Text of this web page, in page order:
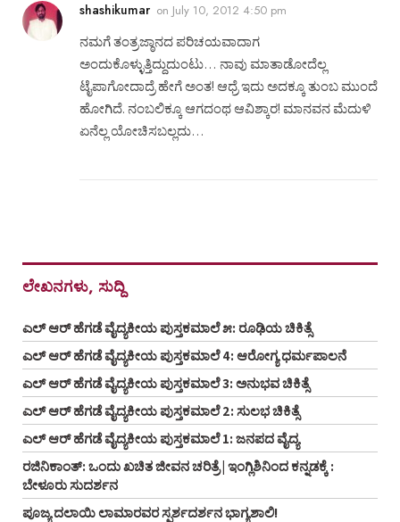
shashikumar on July 10, 2012 4:50 pm
ನಮಗೆ ತಂತ್ರಜ್ಠಾನದ ಪರಿಚಯವಾದಾಗ
ಅಂದುಕೊಳ್ಳುತ್ತಿದ್ದುದುಂಟು… ನಾವು ಮಾತಾಡೋದೆಲ್ಲ
ಟೈಪಾಗೋದಾದ್ರೆ ಹೇಗೆ ಅಂತ! ಆಧ್ರೆ ಇದು ಅದಕ್ಕೂ ತುಂಬ ಮುಂದೆ
ಹೋಗಿದೆ. ನಂಬಲಿಕ್ಕೂ ಆಗದಂಥ ಆವಿಶ್ಕಾರ! ಮಾನವನ ಮೆದುಳಿ
ಏನೆಲ್ಲ ಯೋಚಿಸಬಲ್ಲದು…
ಲೇಖನಗಳು, ಸುದ್ದಿ
ಎಲ್ ಆರ್ ಹೆಗಡೆ ವೈದ್ಯಕೀಯ ಪುಸ್ತಕಮಾಲೆ ೫: ರೂಢಿಯ ಚಿಕಿತ್ಸೆ
ಎಲ್ ಆರ್ ಹೆಗಡೆ ವೈದ್ಯಕೀಯ ಪುಸ್ತಕಮಾಲೆ 4: ಆರೋಗ್ಯ ಧರ್ಮಪಾಲನೆ
ಎಲ್ ಆರ್ ಹೆಗಡೆ ವೈದ್ಯಕೀಯ ಪುಸ್ತಕಮಾಲೆ 3: ಅನುಭವ ಚಿಕಿತ್ಸೆ
ಎಲ್ ಆರ್ ಹೆಗಡೆ ವೈದ್ಯಕೀಯ ಪುಸ್ತಕಮಾಲೆ 2: ಸುಲಭ ಚಿಕಿತ್ಸೆ
ಎಲ್ ಆರ್ ಹೆಗಡೆ ವೈದ್ಯಕೀಯ ಪುಸ್ತಕಮಾಲೆ 1: ಜನಪದ ವೈದ್ಯ
ರಜಿನಿಕಾಂತ್: ಒಂದು ಖಚಿತ ಜೀವನ ಚರಿತ್ರೆ | ಇಂಗ್ಲಿಶಿನಿಂದ ಕನ್ನಡಕ್ಕೆ :
ಬೇಳೂರು ಸುದರ್ಶನ
ಪೂಜ್ಯ ದಲಾಯಿ ಲಾಮಾರವರ ಸ್ಪರ್ಶದರ್ಶನ ಭಾಗ್ಯಶಾಲಿ!